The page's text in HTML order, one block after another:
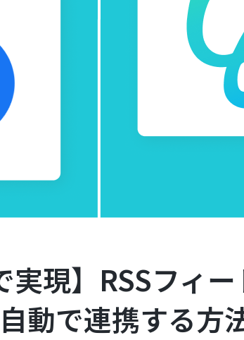
実現】RSSフィ
動で連携する方